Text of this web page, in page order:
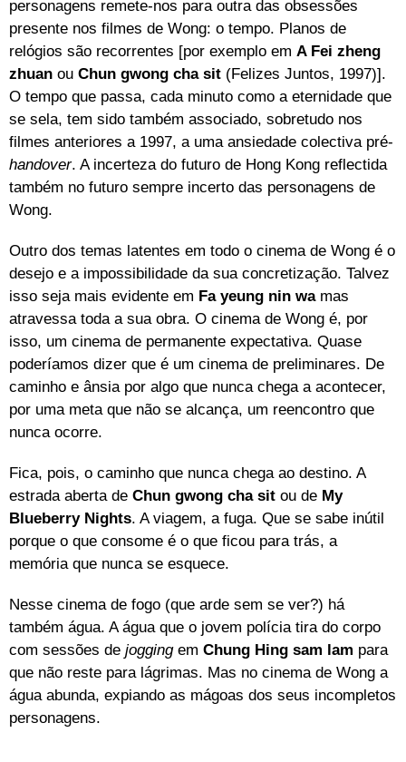
personagens remete-nos para outra das obsessões
presente nos filmes de Wong: o tempo. Planos de
relógios são recorrentes [por exemplo em A Fei zheng
zhuan ou Chun gwong cha sit (Felizes Juntos, 1997)].
O tempo que passa, cada minuto como a eternidade que
se sela, tem sido também associado, sobretudo nos
filmes anteriores a 1997, a uma ansiedade colectiva pré-
handover. A incerteza do futuro de Hong Kong reflectida
também no futuro sempre incerto das personagens de
Wong.
Outro dos temas latentes em todo o cinema de Wong é o
desejo e a impossibilidade da sua concretização. Talvez
isso seja mais evidente em Fa yeung nin wamas
atravessa toda a sua obra. O cinema de Wong é, por
isso, um cinema de permanente expectativa. Quase
poderíamos dizer que é um cinema de preliminares. De
caminho e ânsia por algo que nunca chega a acontecer,
por uma meta que não se alcança, um reencontro que
nunca ocorre.
Fica, pois, o caminho que nunca chega ao destino. A
estrada aberta de Chun gwong cha sit ou de My
Blueberry Nights. A viagem, a fuga. Que se sabe inútil
porque o que consome é o que ficou para trás, a
memória que nunca se esquece.
Nesse cinema de fogo (que arde sem se ver?) há
também água. A água que o jovem polícia tira do corpo
com sessões de joggingem Chung Hing sam lam para
que não reste para lágrimas. Mas no cinema de Wong a
água abunda, expiando as mágoas dos seus incompletos
personagens.